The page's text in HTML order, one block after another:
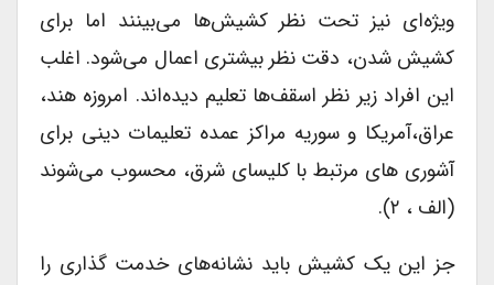
ویژه‌ای نیز تحت نظر کشیش‌ها می‌بینند اما برای
کشیش شدن، دقت نظر بیشتری اعمال می‌شود. اغلب
این افراد زیر نظر اسقف‌ها تعلیم دیده‌اند. امروزه هند،
عراق،آمریکا و سوریه مراکز عمده تعلیمات دینی برای
آشوری های مرتبط با کلیسای شرق، محسوب می‌شوند
(الف ، ۲).
جز این یک کشیش باید نشانه‌های خدمت گذاری را